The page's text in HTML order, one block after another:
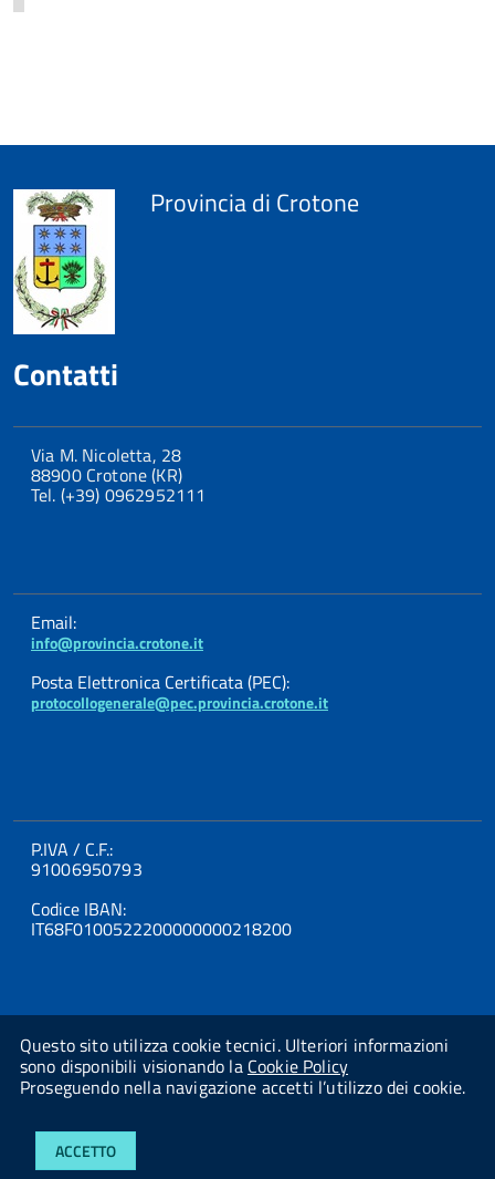
Questo sito utilizza cookie tecnici. Ulteriori informazioni
sono disponibili visionando la Cookie Policy
Proseguendo nella navigazione accetti l’utilizzo dei cookie.
ACCETTO
Provincia di Crotone
Contatti
Via M. Nicoletta, 28
88900 Crotone (KR)
Tel. (+39) 0962952111
Email:
info@provincia.crotone.it
Posta Elettronica Certificata (PEC):
protocollogenerale@pec.provincia.crotone.it
P.IVA / C.F.:
91006950793
Codice IBAN:
IT68F0100522200000000218200